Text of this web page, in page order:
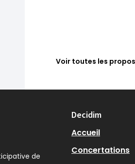
Voir toutes les
de
Decidim
Accueil
Concertations